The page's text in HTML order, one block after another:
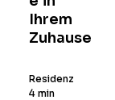
Ihrem
Zuhause
Residenz
4 min